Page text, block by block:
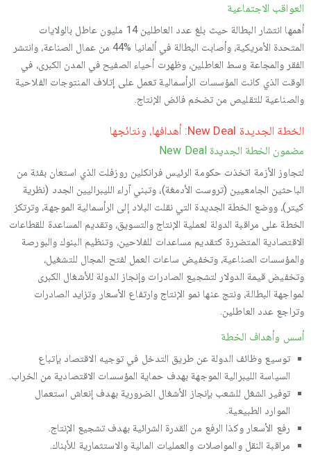
العواقب الاجتماعية
أهمها انتشار البطالة حيث بلغ عدد العاطلين 14 مليون عاطل بالولايات
المتحدة الأمريكية، وأصابت البطالة في ألمانيا %44 من عمال الصناعة، وانتشر
الفقر والمجاعة وسط العاطلين، وظهرت أحياء الصفيح في المدن الكبرى، في
الوقت الذي كانت المؤسسات الرأسمالية تعمل على إتلاف المنتوجات الفلاحية
والصناعية للتقليص من تضخم فائض الإنتاج.
الخطة الجديدة New Deal: أهدافها، ونتائجها
مضمون الخطة الجديدة New Deal
لتجاوز الأزمة اتخذت حكومة الرئيس فرانكلين روزفلت الذي استعان بفئة من
الباحثين الجامعيين (تروست الأدمغة)، وتبني آراء الليبراليين الجدد (نظرية
كيتر)، ووضع الخطة الجديدة التي نقلت البلاد إلى الرأسمالية الموجهة، وترتكز
الخطة على مراقبة الدولة لعملية الإنتاج والتسويق، وتقديم المساعدة للقطاعات
الاقتصادية المتضررة كتقديم مساعدات للفلاحين، وتنظيم البنوك والبورصة
والمؤسسات الصناعية، وتخفيض ساعات العمل لفتح المجال للتشغيل،
وتخفيض قيمة الدولار لتشجيع الصادرات وإنجاز الدولة للأشغال الكبرى
لمواجهة البطالة، ونتج عنها نمو الإنتاج وارتفاع الأسعار وتزايد الصادرات
وتراجع عدد العاطلين.
أسس وأهداف الخطة
توسيع وظائف الدولة عن طريق التدخل في توجيه الاقتصاد بإتباع
السياسة الليبرالية الموجهة بهدف حماية المؤسسات الاقتصادية من الخراب.
توفير الشغل للشعب بإنجاز الأشغال الضرورية بهدف إنعاش استعمال
الموارد الطبيعية.
رفع الأسعار وكذا الرفع من القدرة الشرائية بهدف تشجيع الإنتاج.
مراقبة النقل والمواصلات والعمليات المالية والاستثمارية للأبناك.